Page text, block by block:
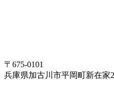
〒675-0101
兵庫県加古川市平岡町新在家